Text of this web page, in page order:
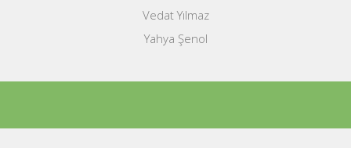
Vedat Yılmaz
Yahya Şenol